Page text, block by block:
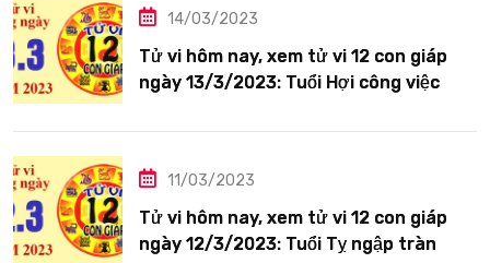
14/03/2023
Tử vi hôm nay, xem tử vi 12 con giáp
ngày 13/3/2023: Tuổi Hợi công việc
11/03/2023
Tử vi hôm nay, xem tử vi 12 con giáp
ngày 12/3/2023: Tuổi Tỵ ngập tràn